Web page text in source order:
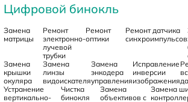
Цифровой бинокль
Замена
матрицы
Ремонт
электронно-
лучевой
трубки
Ремонт
оптики
Ремонт датчика
синхроимпульсов
Замена
крышки
окуляра
Замена
линзы
видоискателя
Замена
энкодера
управления
Исправление
инверсии
изображения
Устранение
вертикально-
Чистка
бинокля
Замена
объективов с
Замена